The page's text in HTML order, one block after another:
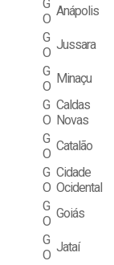
G
O
Anápolis
G
O
Jussara
G
O
Minaçu
G
O
Caldas
Novas
G
O
Catalão
G
O
Cidade
Ocidental
G
O
Goiás
G
O
Jataí